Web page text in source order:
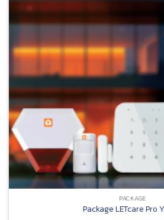
PACKAGE
Package LETcare Pro